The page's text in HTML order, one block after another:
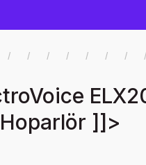
]]>